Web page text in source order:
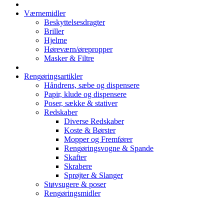
Værnemidler
Beskyttelsesdragter
Briller
Hjelme
Høreværn/ørepropper
Masker & Filtre
Rengøringsartikler
Håndrens, sæbe og dispensere
Papir, klude og dispensere
Poser, sække & stativer
Redskaber
Diverse Redskaber
Koste & Børster
Mopper og Fremfører
Rengøringsvogne & Spande
Skafter
Skrabere
Sprøjter & Slanger
Støvsugere & poser
Rengøringsmidler